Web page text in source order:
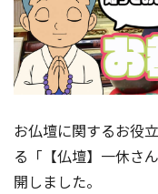
お仏壇に関するお役
る「【仏壇】一休さ
開しました。